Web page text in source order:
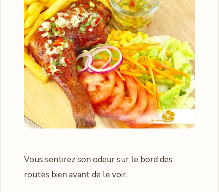
Vous sentirez son odeur sur le bord des
routes bien avant de le voir.